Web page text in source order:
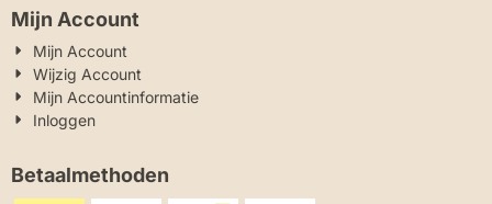
Mijn Account
Mijn Account
Wijzig Account
Mijn Accountinformatie
Inloggen
Betaalmethoden